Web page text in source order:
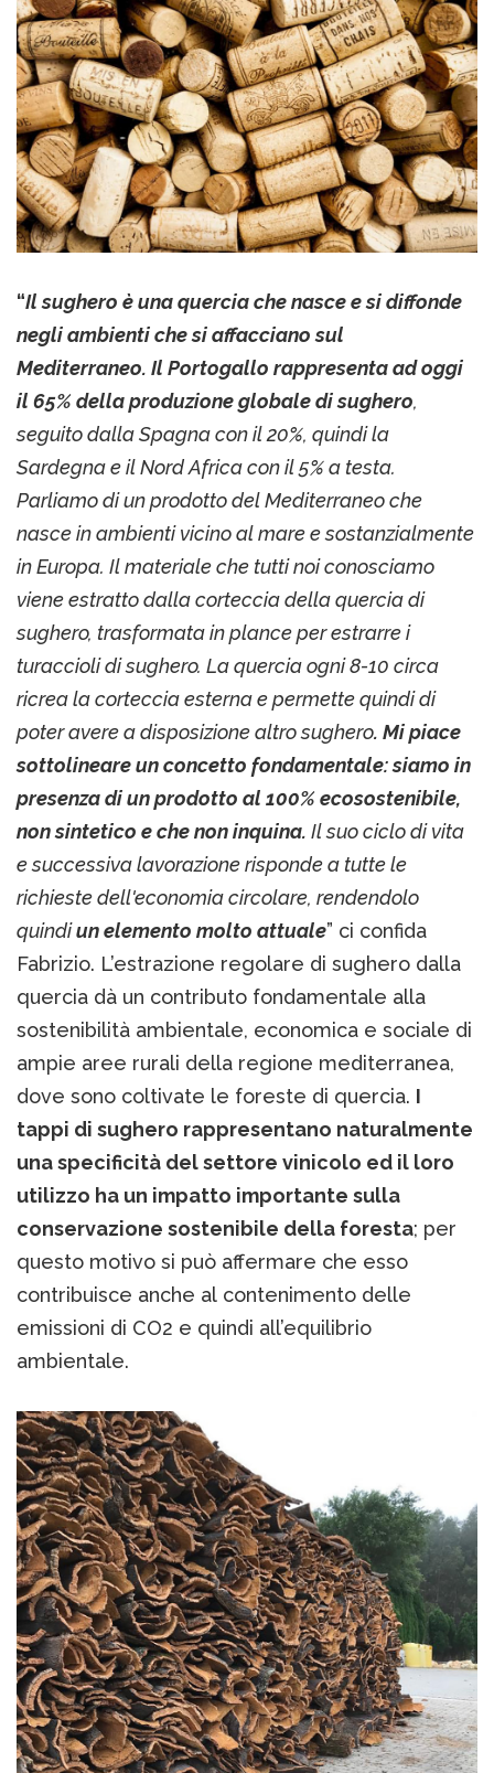
“Il sughero è una quercia che nasce e si diffonde
negli ambienti che si affacciano sul
Mediterraneo. Il Portogallo rappresenta ad oggi
il 65% della produzione globale di sughero,
seguito dalla Spagna con il 20%, quindi la
Sardegna e il Nord Africa con il 5% a testa.
Parliamo di un prodotto del Mediterraneo che
nasce in ambienti vicino al mare e sostanzialmente
in Europa. Il materiale che tutti noi conosciamo
viene estratto dalla corteccia della quercia di
sughero, trasformata in plance per estrarre i
turaccioli di sughero. La quercia ogni 8-10 circa
ricrea la corteccia esterna e permette quindi di
poter avere a disposizione altro sughero. Mi piace
sottolineare un concetto fondamentale: siamo in
presenza di un prodotto al 100% ecosostenibile,
non sintetico e che non inquina. Il suo ciclo di vita
e successiva lavorazione risponde a tutte le
richieste dell'economia circolare, rendendolo
quindiun elemento molto attuale” ci confida
Fabrizio. L’estrazione regolare di sughero dalla
quercia dà un contributo fondamentale alla
sostenibilità ambientale, economica e sociale di
ampie aree rurali della regione mediterranea,
dove sono coltivate le foreste di quercia. I
tappi di sughero rappresentano naturalmente
una specificità del settore vinicolo ed il loro
utilizzo ha un impatto importante sulla
conservazione sostenibile della foresta; per
questo motivo si può affermare che esso
contribuisce anche al contenimento delle
emissioni di CO2 e quindi all’equilibrio
ambientale.